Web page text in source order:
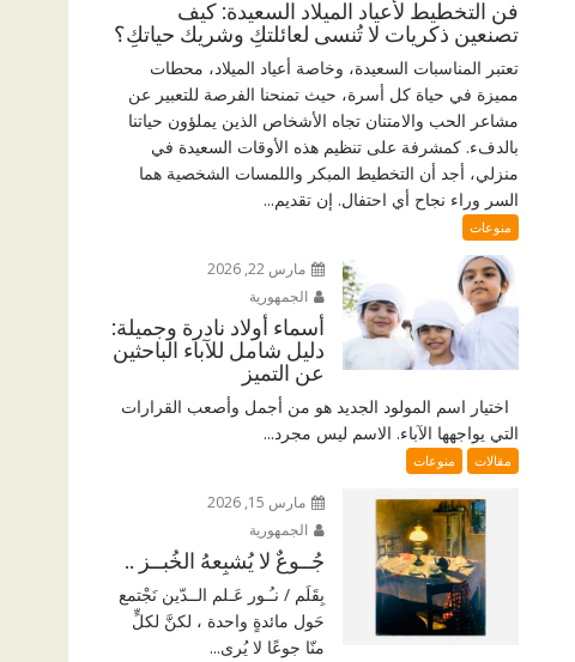
فن التخطيط لأعياد الميلاد السعيدة: كيف
تصنعين ذكريات لا تُنسى لعائلتكِ وشريك حياتكِ؟
تعتبر المناسبات السعيدة، وخاصة أعياد الميلاد، محطات
مميزة في حياة كل أسرة، حيث تمنحنا الفرصة للتعبير عن
مشاعر الحب والامتنان تجاه الأشخاص الذين يملؤون حياتنا
بالدفء. كمشرفة على تنظيم هذه الأوقات السعيدة في
منزلي، أجد أن التخطيط المبكر واللمسات الشخصية هما
السر وراء نجاح أي احتفال. إن تقديم...
منوعات
مارس 22, 2026
الجمهورية
أسماء أولاد نادرة وجميلة:
دليل شامل للآباء الباحثين
عن التميز
اختيار اسم المولود الجديد هو من أجمل وأصعب القرارات
التي يواجهها الآباء. الاسم ليس مجرد...
مقالات منوعات
مارس 15, 2026
الجمهورية
جُــوعٌ لا يُشبِعهُ الخُبــز ..
بِقَلَم / نـُـور عَـلم الــدّين نَجْتمع
حَول مائدةٍ واحدة ، لكنَّ لكلٍّ
منّا جوعًا لا يُرى...